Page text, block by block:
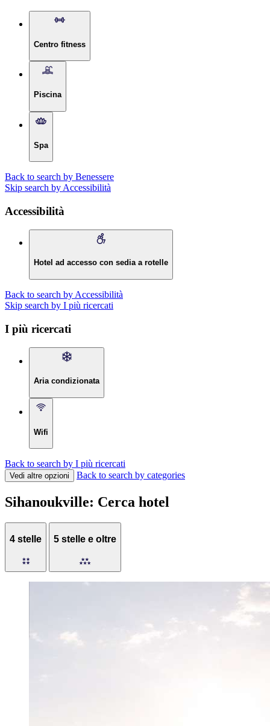
Centro fitness
Piscina
Spa
Back to search by Benessere
Skip search by Accessibilità
Accessibilità
Hotel ad accesso con sedia a rotelle
Back to search by Accessibilità
Skip search by I più ricercati
I più ricercati
Aria condizionata
Wifi
Back to search by I più ricercati
Vedi altre opzioni Back to search by categories
Sihanoukville: Cerca hotel
4 stelle 5 stelle e oltre